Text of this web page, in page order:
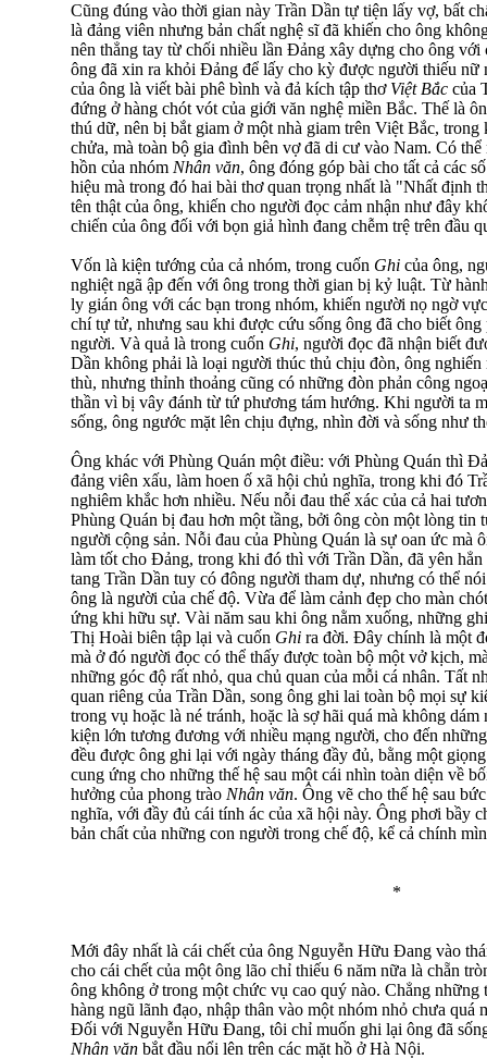
Cũng đúng vào thời gian này Trần Dần tự tiện lấy vợ, bất
là đảng viên nhưng bản chất nghệ sĩ đã khiến cho ông
nên thẳng tay từ chối nhiều lần Đảng xây dựng cho ông với
ông đã xin ra khỏi Đảng để lấy cho kỳ được người thiếu nữ
của ông là viết bài phê bình và đả kích tập thơ Việt Bắc của
đứng ở hàng chót vót của giới văn nghệ miền Bắc. Thế là
thú dữ, nên bị bắt giam ở một nhà giam trên Việt Bắc, trong
chửa, mà toàn bộ gia đình bên vợ đã di cư vào Nam. Có
hồn của nhóm Nhân văn, ông đóng góp bài cho tất cả các
hiệu mà trong đó hai bài thơ quan trọng nhất là "Nhất định
tên thật của ông, khiến cho người đọc cảm nhận như đây
chiến của ông đối với bọn giả hình đang chễm trệ trên đầu
Vốn là kiện tướng của cả nhóm, trong cuốn Ghi của ông,
nghiệt ngã ập đến với ông trong thời gian bị kỷ luật. Từ
ly gián ông với các bạn trong nhóm, khiến người nọ ngờ
chí tự tử, nhưng sau khi được cứu sống ông đã cho biết ông
người. Và quả là trong cuốn Ghi, người đọc đã nhận biết
Dần không phải là loại người thúc thủ chịu đòn, ông
thù, nhưng thỉnh thoảng cũng có những đòn phản công
thần vì bị vây đánh từ tứ phương tám hướng. Khi người ta
sống, ông ngước mặt lên chịu đựng, nhìn đời và sống như
Ông khác với Phùng Quán một điều: với Phùng Quán thì
đảng viên xấu, làm hoen ố xã hội chủ nghĩa, trong khi đó
nghiêm khắc hơn nhiều. Nếu nỗi đau thể xác của cả hai
Phùng Quán bị đau hơn một tầng, bởi ông còn một lòng tin
người cộng sản. Nỗi đau của Phùng Quán là sự oan ức mà
làm tốt cho Đảng, trong khi đó thì với Trần Dần, đã yên
tang Trần Dần tuy có đông người tham dự, nhưng có thể
ông là người của chế độ. Vừa để làm cảnh đẹp cho màn
ứng khi hữu sự. Vài năm sau khi ông nằm xuống, những
Thị Hoài biên tập lại và cuốn Ghi ra đời. Đây chính là một
mà ở đó người đọc có thể thấy được toàn bộ một vở kịch,
những góc độ rất nhỏ, qua chủ quan của mỗi cá nhân. Tất
quan riêng của Trần Dần, song ông ghi lai toàn bộ mọi sự
trong vụ hoặc là né tránh, hoặc là sợ hãi quá mà không
kiện lớn tương đương với nhiều mạng người, cho đến
đều được ông ghi lại với ngày tháng đầy đủ, bằng một
cung ứng cho những thế hệ sau một cái nhìn toàn diện về
hưởng của phong trào Nhân văn. Ông vẽ cho thế hệ sau
nghĩa, với đầy đủ cái tính ác của xã hội này. Ông phơi bầy
bản chất của những con người trong chế độ, kể cả chính
*
Mới đây nhất là cái chết của ông Nguyễn Hữu Đang vào
cho cái chết của một ông lão chỉ thiếu 6 năm nữa là chẵn
ông không ở trong một chức vụ cao quý nào. Chẳng
hàng ngũ lãnh đạo, nhập thân vào một nhóm nhỏ chưa quá
Đối với Nguyễn Hữu Đang, tôi chỉ muốn ghi lại ông đã
Nhân văn bắt đầu nổi lên trên các mặt hồ ở Hà Nội.